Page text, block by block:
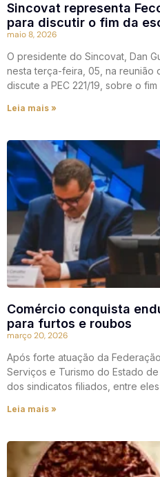
Sincovat representa
para discutir o fim da
maio 8, 2026
O presidente do Sincovat, Dan
nesta terça-feira, 05, na reunião
discute a PEC 221/19, sobre o fim
Leia mais »
Comércio conquista
para furtos e roubos
março 20, 2026
Após forte atuação da
Serviços e Turismo do Estado
dos sindicatos filiados, entre
Leia mais »